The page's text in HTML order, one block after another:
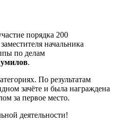
порядка 200
начальника
по делам
.
По результатам
зачёте и была награждена
за первое место.
деятельности!